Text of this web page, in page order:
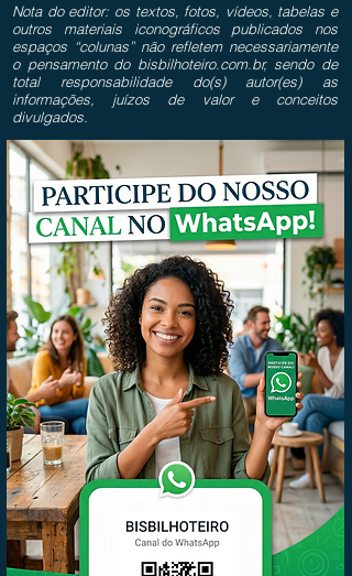
Nota do editor: os textos, fotos, vídeos, tabelas e
outros materiais iconográficos publicados nos
espaços “colunas” não refletem necessariamente
o pensamento do bisbilhoteiro.com.br, sendo de
total responsabilidade do(s) autor(es) as
informações, juízos de valor e conceitos
divulgados.